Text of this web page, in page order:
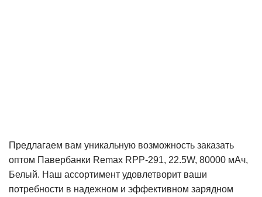
Предлагаем вам уникальную возможность заказать
оптом Павербанки Remax RPP-291, 22.5W, 80000 мАч,
Белый. Наш ассортимент удовлетворит ваши
потребности в надежном и эффективном зарядном